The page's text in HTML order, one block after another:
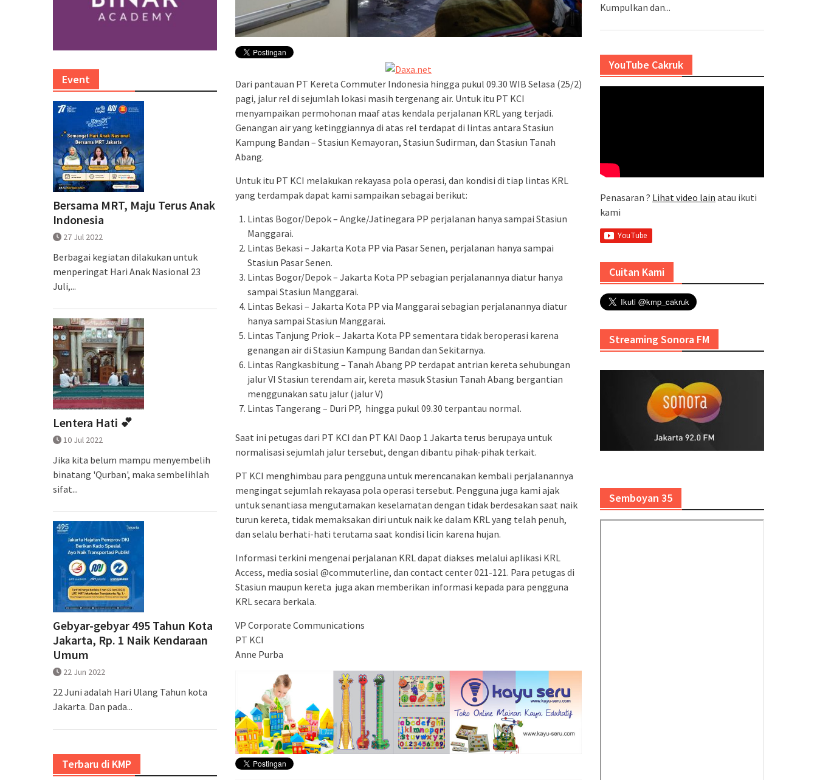
Dari pantauan PT Kereta Commuter Indonesia hingga pukul 09.30 WIB Selasa (25/2)
pagi, jalur rel di sejumlah lokasi masih tergenang air. Untuk itu PT KCI
menyampaikan permohonan maaf atas kendala perjalanan KRL yang terjadi.
Genangan air yang ketinggiannya di atas rel terdapat di lintas antara Stasiun
Kampung Bandan – Stasiun Kemayoran, Stasiun Sudirman, dan Stasiun Tanah
Abang.
Untuk itu PT KCI melakukan rekayasa pola operasi, dan kondisi di tiap lintas KRL
yang terdampak dapat kami sampaikan sebagai berikut:
Lintas Bogor/Depok – Angke/Jatinegara PP perjalanan hanya sampai Stasiun
Manggarai.
Lintas Bekasi – Jakarta Kota PP via Pasar Senen, perjalanan hanya sampai
Stasiun Pasar Senen.
Lintas Bogor/Depok – Jakarta Kota PP sebagian perjalanannya diatur hanya
sampai Stasiun Manggarai.
Lintas Bekasi – Jakarta Kota PP via Manggarai sebagian perjalanannya diatur
hanya sampai Stasiun Manggarai.
Lintas Tanjung Priok – Jakarta Kota PP sementara tidak beroperasi karena
genangan air di Stasiun Kampung Bandan dan Sekitarnya.
Lintas Rangkasbitung – Tanah Abang PP terdapat antrian kereta sehubungan
jalur VI Stasiun terendam air, kereta masuk Stasiun Tanah Abang bergantian
menggunakan satu jalur (jalur V)
Lintas Tangerang – Duri PP, hingga pukul 09.30 terpantau normal.
Saat ini petugas dari PT KCI dan PT KAI Daop 1 Jakarta terus berupaya untuk
normalisasi sejumlah jalur tersebut, dengan dibantu pihak-pihak terkait.
PT KCI menghimbau para pengguna untuk merencanakan kembali perjalanannya
mengingat sejumlah rekayasa pola operasi tersebut. Pengguna juga kami ajak
untuk senantiasa mengutamakan keselamatan dengan tidak berdesakan saat naik
turun kereta, tidak memaksakan diri untuk naik ke dalam KRL yang telah penuh,
dan selalu berhati-hati terutama saat kondisi licin karena hujan.
Informasi terkini mengenai perjalanan KRL dapat diakses melalui aplikasi KRL
Access, media sosial @commuterline, dan contact center 021-121. Para petugas di
Stasiun maupun kereta juga akan memberikan informasi kepada para pengguna
KRL secara berkala.
VP Corporate Communications
PT KCI
Anne Purba
Kumpulkan dan...
YouTube Cakruk
Penasaran ? Lihat video lain atau ikuti
kami
Cuitan Kami
Streaming Sonora FM
Semboyan 35
Event
Bersama MRT, Maju Terus Anak
Indonesia
27 Jul 2022
Berbagai kegiatan dilakukan untuk
menperingat Hari Anak Nasional 23
Juli,...
Lentera Hati 💕
10 Jul 2022
Jika kita belum mampu menyembelih
binatang 'Qurban', maka sembelihlah
sifat...
Gebyar-gebyar 495 Tahun Kota
Jakarta, Rp. 1 Naik Kendaraan
Umum
22 Jun 2022
22 Juni adalah Hari Ulang Tahun kota
Jakarta. Dan pada...
Terbaru di KMP